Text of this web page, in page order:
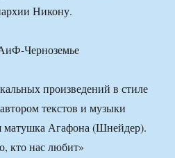
Никону.
Черноземье
произведений в стиле
текстов и музыки
матушка Агафона (Шнейдер).
кто нас любит»